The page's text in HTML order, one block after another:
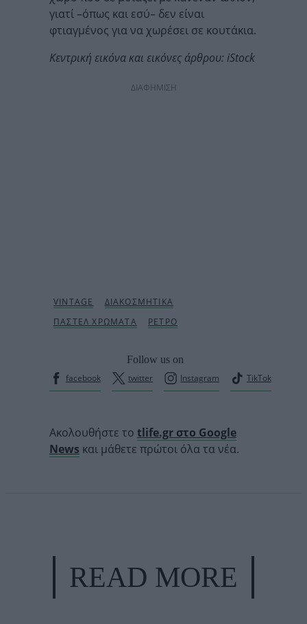
γιατί –όπως και εσύ– δεν είναι
φτιαγμένος για να χωρέσει σε κουτάκια.
Κεντρική εικόνα και εικόνες άρθρου: iStock
ΔΙΑΦΗΜΙΣΗ
Follow us on
facebook
twitter Instagram TikTok
Ακολουθήστε το tlife.gr στο Google
News και μάθετε πρώτοι όλα τα νέα.
READ MORE